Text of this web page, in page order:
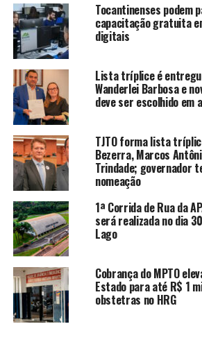
Tocantinenses podem
capacitação gratuita
digitais
Lista tríplice é
Wanderlei Barbosa e
deve ser escolhido em
TJTO forma lista
Bezerra, Marcos
Trindade; governador
nomeação
1ª Corrida de Rua da
será realizada no dia
Lago
Cobrança do MPTO
Estado para até R$ 1
obstetras no HRG